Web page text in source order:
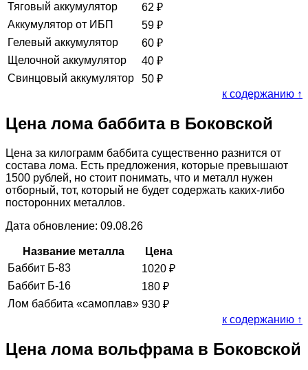
Тяговый аккумулятор
62 ₽
Аккумулятор от ИБП
59 ₽
Гелевый аккумулятор
60 ₽
Щелочной аккумулятор
40 ₽
Свинцовый аккумулятор
50 ₽
к содержанию ↑
Цена лома баббита в Боковской
Цена за килограмм баббита существенно разнится от
состава лома. Есть предложения, которые превышают
1500 рублей, но стоит понимать, что и металл нужен
отборный, тот, который не будет содержать каких-либо
посторонних металлов.
Дата обновление: 09.08.26
Название металла
Цена
Баббит Б-83
1020 ₽
Баббит Б-16
180 ₽
Лом баббита «самоплав» 930 ₽
к содержанию ↑
Цена лома вольфрама в Боковской